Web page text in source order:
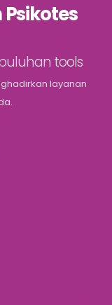
tools
layanan